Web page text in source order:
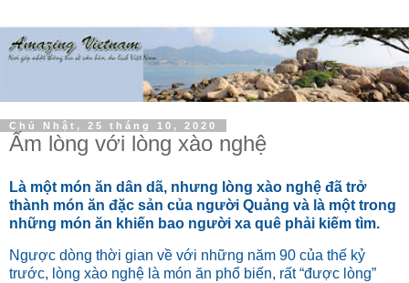
Chủ Nhật, 25 tháng 10, 2020
Ấm lòng với lòng xào nghệ
Là một món ăn dân dã, nhưng lòng xào nghệ đã trở
thành món ăn đặc sản của người Quảng và là một trong
những món ăn khiến bao người xa quê phải kiếm tìm.
Ngược dòng thời gian về với những năm 90 của thế kỷ
trước, lòng xào nghệ là món ăn phổ biến, rất “được lòng”